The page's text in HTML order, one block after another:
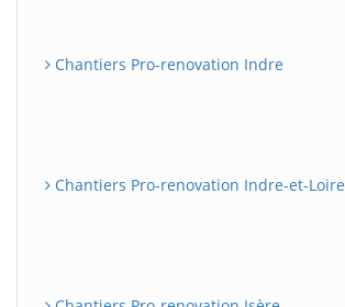
Chantiers Pro-renovation Indre
Chantiers Pro-renovation Indre-et-Loire